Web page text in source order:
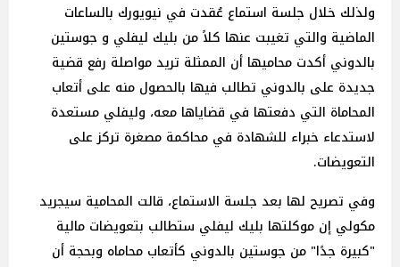
ولذلك خلال جلسة استماع عُقدت في نيويورك بالساعات
الماضية والتي تغيبت عنها كلاً من بليك ليفلي و جوستين
بالدوني أكدت محاميها أن الممثلة تريد مواصلة رفع قضية
جديدة على بالدوني تطالب فيها بالحصول منه على أتعاب
المحاماة التي دفعتها في قضاياها معه، وليفلي مستعدة
لاستدعاء خبراء للشهادة في محاكمة مصغرة تركز على
التعويضات.
وفي تصريح لها بعد جلسة الاستماع، قالت المحامية سيجريد
مكولي إن موكلتها بليك ليفلي ستطالب بتعويضات مالية
"كبيرة جدًا" من جوستين بالدوني كأتعاب محاماه وبحجة أن